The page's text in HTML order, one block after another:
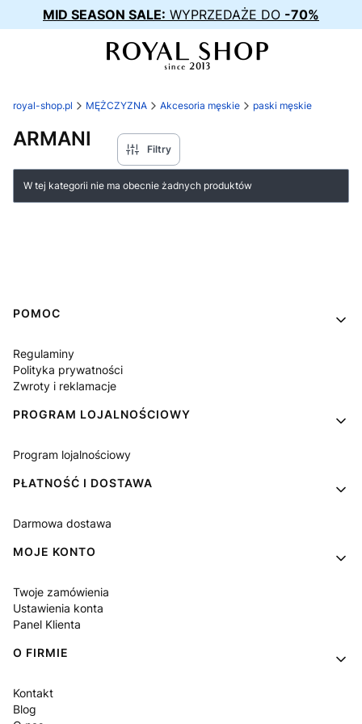
MID SEASON SALE: WYPRZEDAŻE DO -70%
royal-shop.pl MĘŻCZYZNA Akcesoria męskie paski męskie
ARMANI Filtry
Lista produktów
W tej kategorii nie ma obecnie żadnych produktów
Linki w stopce
POMOC
Regulaminy
Polityka prywatności
Zwroty i reklamacje
PROGRAM LOJALNOŚCIOWY
Program lojalnościowy
PŁATNOŚĆ I DOSTAWA
Darmowa dostawa
MOJE KONTO
Twoje zamówienia
Ustawienia konta
Panel Klienta
O FIRMIE
Kontakt
Blog